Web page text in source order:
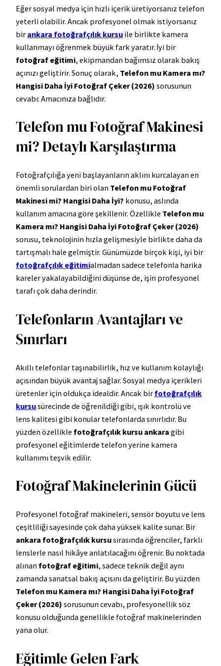
Eğer sosyal medya için hızlı içerik üretiyorsanız telefon
yeterli olabilir. Ancak profesyonel olmak istiyorsanız
bir ankara fotoğrafçılık kursu ile birlikte kamera
kullanmayı öğrenmek büyük fark yaratır. İyi bir
fotoğraf eğitimi, ekipmandan bağımsız olarak bakış
açınızı geliştirir. Sonuç olarak, Telefon mu Kamera mı?
Hangisi Daha İyi Fotoğraf Çeker (2026) sorusunun
cevabı: Amacınıza bağlıdır.
Telefon mu Fotoğraf Makinesi
mi? Detaylı Karşılaştırma
Fotoğrafçılığa yeni başlayanların aklını kurcalayan en
önemli sorulardan biri olan Telefon mu Fotoğraf
Makinesi mi? Hangisi Daha İyi? konusu, aslında
kullanım amacına göre şekillenir. Özellikle Telefon mu
Kamera mı? Hangisi Daha İyi Fotoğraf Çeker (2026)
sorusu, teknolojinin hızla gelişmesiyle birlikte daha da
tartışmalı hale gelmiştir. Günümüzde birçok kişi, iyi bir
fotoğrafçılık eğitimialmadan sadece telefonla harika
kareler yakalayabildiğini düşünse de, işin profesyonel
tarafı çok daha derindir.
Telefonların Avantajları ve
Sınırları
Akıllı telefonlar taşınabilirlik, hız ve kullanım kolaylığı
açısından büyük avantaj sağlar. Sosyal medya içerikleri
üretenler için oldukça idealdir. Ancak bir fotoğrafçılık
kursusürecinde de öğrenildiği gibi, ışık kontrolü ve
lens kalitesi gibi konular telefonlarda sınırlıdır. Bu
yüzden özellikle fotoğrafçılık kursu ankara gibi
profesyonel eğitimlerde telefon yerine kamera
kullanımı teşvik edilir.
Fotoğraf Makinelerinin Gücü
Profesyonel fotoğraf makineleri, sensör boyutu ve lens
çeşitliliği sayesinde çok daha yüksek kalite sunar. Bir
ankara fotoğrafçılık kursusırasında öğrenciler, farklı
lenslerle nasıl hikâye anlatılacağını öğrenir. Bu noktada
alınan fotoğraf eğitimi, sadece teknik değil aynı
zamanda sanatsal bakış açısını da geliştirir. Bu yüzden
Telefon mu Kamera mı? Hangisi Daha İyi Fotoğraf
Çeker (2026) sorusunun cevabı, profesyonellik söz
konusu olduğunda genellikle fotoğraf makinelerinden
yana olur.
Eğitimle Gelen Fark